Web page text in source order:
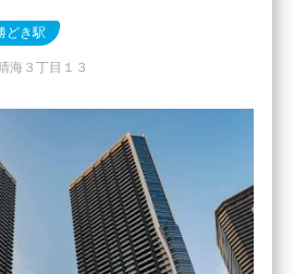
どき駅
海３丁目１３